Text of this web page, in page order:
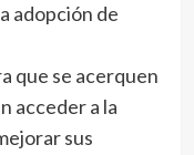
adopción de
que se acerquen
acceder a la
sus